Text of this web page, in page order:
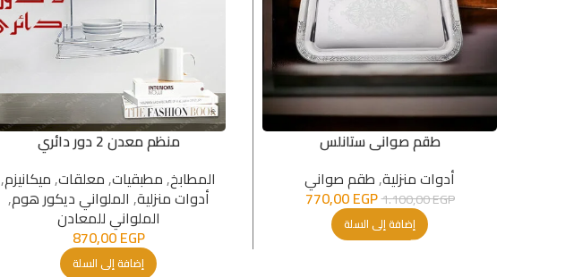
طقم صوانى ستانلس
أدوات منزلية,طقم صواني
1.100,00EGP
770,00EGP
إضافة إلى السلة
منظم معدن 2 دور دائري
المطابخ,مطبقیات,معلقات,میكانیزم,
أدوات منزلية, الملواني ديكور هوم,
الملواني للمعادن
870,00EGP
إضافة إلى السلة